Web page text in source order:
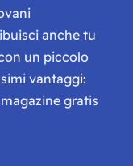
anche tu
un piccolo
vantaggi:
gratis